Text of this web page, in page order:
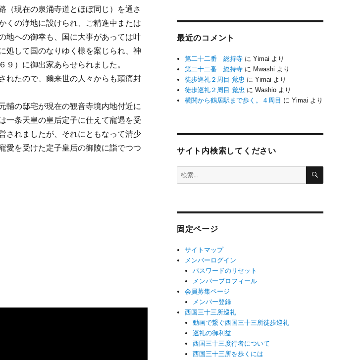
（現在の泉涌寺道とほぼ同じ）を通さ
くの浄地に設けられ、ご精進中または
地への御幸も、国に大事があっては叶
処して国のなりゆく様を案じられ、神
）に御出家あらせられました。
れたので、爾来世の人々からも頭痛封
輔の邸宅が現在の観音寺境内地付近に
一条天皇の皇后定子に仕えて寵遇を受
されましたが、それにともなって清少
愛を受けた定子皇后の御陵に詣でつつ
最近のコメント
第二十二番 総持寺 にYimai より
第二十二番 総持寺 に Mwashi より
徒歩巡礼２周目 覚忠 にYimai より
徒歩巡礼２周目 覚忠 にWashio より
横関から鶴居駅まで歩く。４周目 にYimai より
サイト内検索してください
検
索:
検
固定ページ
サイトマップ
メンバーログイン
パスワードのリセット
メンバープロフィール
会員募集ページ
メンバー登録
西国三十三所巡礼
動画で繋ぐ西国三十三所徒歩巡礼
巡礼の御利益
西国三十三度行者について
西国三十三所を歩くには